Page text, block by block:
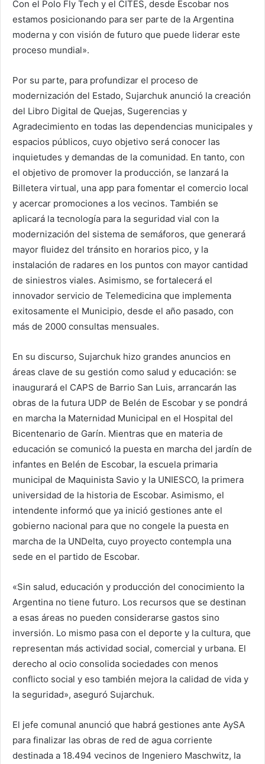
Con el Polo Fly Tech y el CITES, desde Escobar nos
estamos posicionando para ser parte de la Argentina
moderna y con visión de futuro que puede liderar este
proceso mundial».
Por su parte, para profundizar el proceso de
modernización del Estado, Sujarchuk anunció la creación
del Libro Digital de Quejas, Sugerencias y
Agradecimiento en todas las dependencias municipales y
espacios públicos, cuyo objetivo será conocer las
inquietudes y demandas de la comunidad. En tanto, con
el objetivo de promover la producción, se lanzará la
Billetera virtual, una app para fomentar el comercio local
y acercar promociones a los vecinos. También se
aplicará la tecnología para la seguridad vial con la
modernización del sistema de semáforos, que generará
mayor fluidez del tránsito en horarios pico, y la
instalación de radares en los puntos con mayor cantidad
de siniestros viales. Asimismo, se fortalecerá el
innovador servicio de Telemedicina que implementa
exitosamente el Municipio, desde el año pasado, con
más de 2000 consultas mensuales.
En su discurso, Sujarchuk hizo grandes anuncios en
áreas clave de su gestión como salud y educación: se
inaugurará el CAPS de Barrio San Luis, arrancarán las
obras de la futura UDP de Belén de Escobar y se pondrá
en marcha la Maternidad Municipal en el Hospital del
Bicentenario de Garín. Mientras que en materia de
educación se comunicó la puesta en marcha del jardín de
infantes en Belén de Escobar, la escuela primaria
municipal de Maquinista Savio y la UNIESCO, la primera
universidad de la historia de Escobar. Asimismo, el
intendente informó que ya inició gestiones ante el
gobierno nacional para que no congele la puesta en
marcha de la UNDelta, cuyo proyecto contempla una
sede en el partido de Escobar.
«Sin salud, educación y producción del conocimiento la
Argentina no tiene futuro. Los recursos que se destinan
a esas áreas no pueden considerarse gastos sino
inversión. Lo mismo pasa con el deporte y la cultura, que
representan más actividad social, comercial y urbana. El
derecho al ocio consolida sociedades con menos
conflicto social y eso también mejora la calidad de vida y
la seguridad», aseguró Sujarchuk.
El jefe comunal anunció que habrá gestiones ante AySA
para finalizar las obras de red de agua corriente
destinada a 18.494 vecinos de Ingeniero Maschwitz, la